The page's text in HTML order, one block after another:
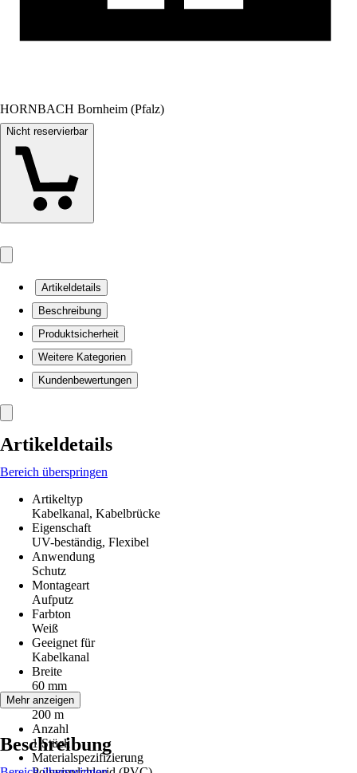
HORNBACH Bornheim (Pfalz)
Nicht reservierbar
Artikeldetails
Beschreibung
Produktsicherheit
Weitere Kategorien
Kundenbewertungen
Artikeldetails
Bereich überspringen
Artikeltyp
Kabelkanal, Kabelbrücke
Eigenschaft
UV-beständig, Flexibel
Anwendung
Schutz
Montageart
Aufputz
Farbton
Weiß
Geeignet für
Kabelkanal
Breite
60 mm
Länge
200 m
Anzahl
1 Stück
Materialspezifizierung
Mehr anzeigen
Beschreibung